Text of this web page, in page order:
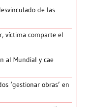
de las
víctima comparte el
al Mundial y cae
‘gestionar obras’ en